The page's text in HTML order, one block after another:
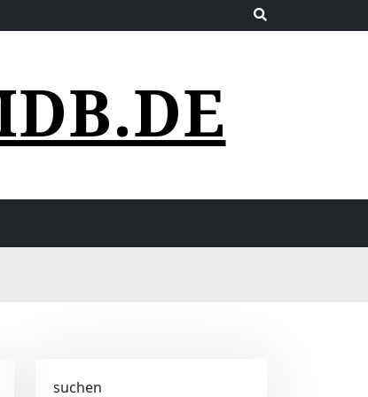
suchen